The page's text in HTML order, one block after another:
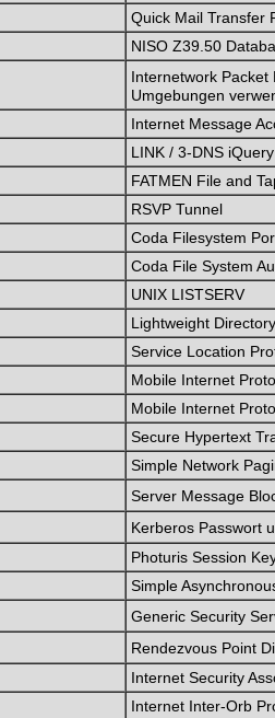
Quick Mail Transfer
NISO Z39.50
Internetwork
Umgebungen
Internet Message
LINK / 3-DNS
FATMEN File and
RSVP Tunnel
Coda Filesystem
Coda File System
UNIX LISTSERV
Lightweight
Service Location
Mobile Internet
Mobile Internet
Secure Hypertext
Simple Network
Server Message
Kerberos Passwort
Photuris Session
Simple
Generic Security
Rendezvous Point
Internet Security
Internet Inter-Orb